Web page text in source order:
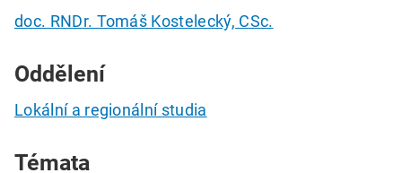
doc. RNDr. Tomáš Kostelecký, CSc.
Oddělení
Lokální a regionální studia
Témata